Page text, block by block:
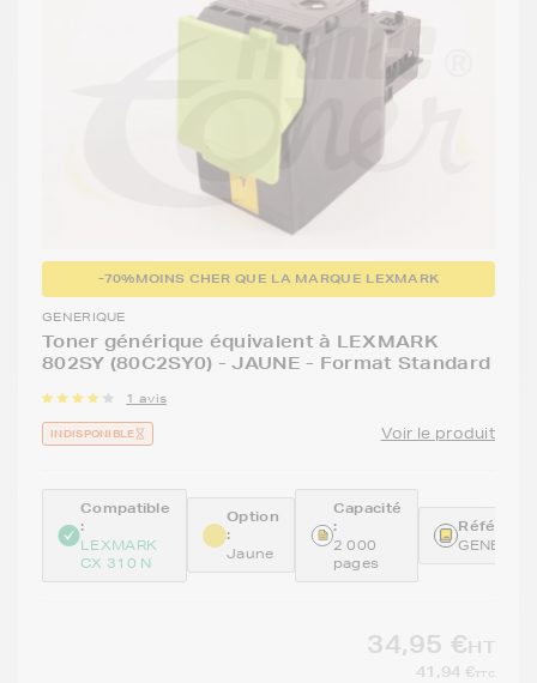
-70%MOINS CHER QUE LA MARQUE LEXMARK
GENERIQUE
Toner générique équivalent à LEXMARK
802SY (80C2SY0) - JAUNE - Format Standard
1 avis
INDISPONIBLE Voir le produit
Compatible
:
LEXMARK
CX 310 N
Option
:
Jaune
Capacité
:
2 000
pages
34,95 €HT
41,94 €TTC